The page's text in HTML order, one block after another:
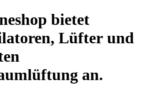
bietet
, Lüfter und
an.